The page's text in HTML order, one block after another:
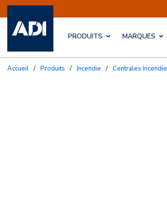
sont actuellement suspendues
PRODUITS MARQUES
Accueil / Produits / Incendie / Centrales Incendie